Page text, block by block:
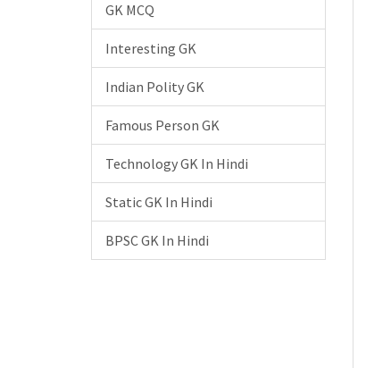
GK MCQ
Interesting GK
Indian Polity GK
Famous Person GK
Technology GK In Hindi
Static GK In Hindi
BPSC GK In Hindi